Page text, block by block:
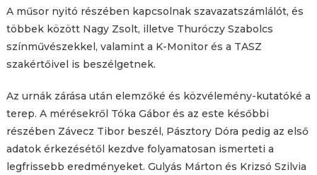
A műsor nyitó részében kapcsolnak szavazatszámlálót, és
többek között Nagy Zsolt, illetve Thuróczy Szabolcs
színművészekkel, valamint a K-Monitor és a TASZ
szakértőivel is beszélgetnek.
Az urnák zárása után elemzőké és közvélemény-kutatóké a
terep. A mérésekről Tóka Gábor és az este későbbi
részében Závecz Tibor beszél, Pásztory Dóra pedig az első
adatok érkezésétől kezdve folyamatosan ismerteti a
legfrissebb eredményeket. Gulyás Márton és Krizsó Szilvia